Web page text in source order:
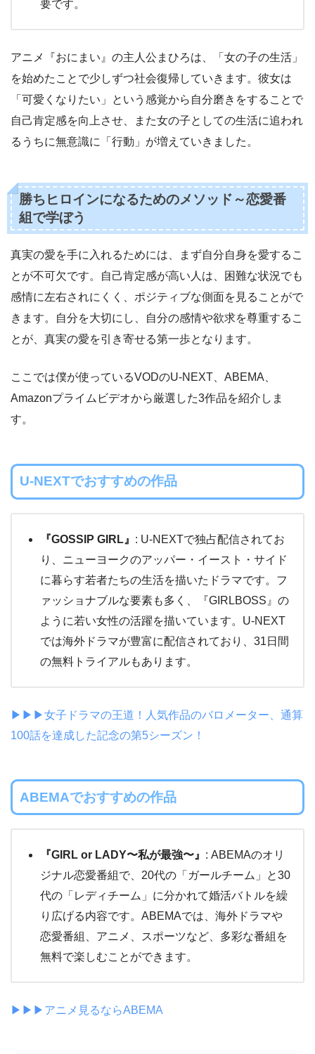
要です。
アニメ『おにまい』の主人公まひろは、「女の子の生活」
を始めたことで少しずつ社会復帰していきます。彼女は
「可愛くなりたい」という感覚から自分磨きをすることで
自己肯定感を向上させ、また女の子としての生活に追われ
るうちに無意識に「行動」が増えていきました。
勝ちヒロインになるためのメソッド～恋愛番
組で学ぼう
真実の愛を手に入れるためには、まず自分自身を愛するこ
とが不可欠です。自己肯定感が高い人は、困難な状況でも
感情に左右されにくく、ポジティブな側面を見ることがで
きます。自分を大切にし、自分の感情や欲求を尊重するこ
とが、真実の愛を引き寄せる第一歩となります。
ここでは僕が使っているVODのU-NEXT、ABEMA、
Amazonプライムビデオから厳選した3作品を紹介しま
す。
U-NEXTでおすすめの作品
『GOSSIP GIRL』 : U-NEXTで独占配信されてお
り、ニューヨークのアッパー・イースト・サイド
に暮らす若者たちの生活を描いたドラマです。フ
ァッショナブルな要素も多く、『GIRLBOSS』の
ように若い女性の活躍を描いています。U-NEXT
では海外ドラマが豊富に配信されており、31日間
の無料トライアルもあります。
▶▶▶女子ドラマの王道！人気作品のバロメーター、通算
100話を達成した記念の第5シーズン！
ABEMAでおすすめの作品
『GIRL or LADY〜私が最強〜』 : ABEMAのオリ
ジナル恋愛番組で、20代の「ガールチーム」と30
代の「レディチーム」に分かれて婚活バトルを繰
り広げる内容です。ABEMAでは、海外ドラマや
恋愛番組、アニメ、スポーツなど、多彩な番組を
無料で楽しむことができます。
▶▶▶アニメ見るならABEMA